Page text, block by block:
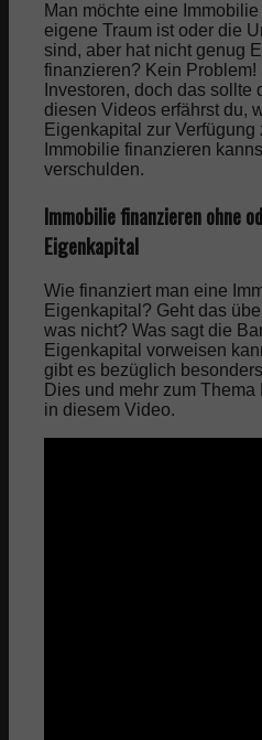
Man möchte eine
eigene Traum ist oder die
sind, aber hat nicht genug
finanzieren? Kein
Investoren, doch das sollte
diesen Videos erfährst du,
Eigenkapital zur
Immobilie finanzieren
verschulden.
Immobilie finanzieren ohne
Eigenkapital
Wie finanziert man eine
Eigenkapital? Geht das
was nicht? Was sagt die
Eigenkapital vorweisen
gibt es bezüglich
Dies und mehr zum
in diesem Video.